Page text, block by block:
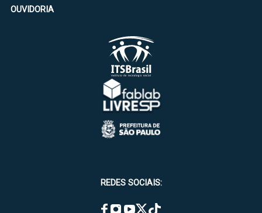
REDES SOCIAIS:
OUVIDORIA